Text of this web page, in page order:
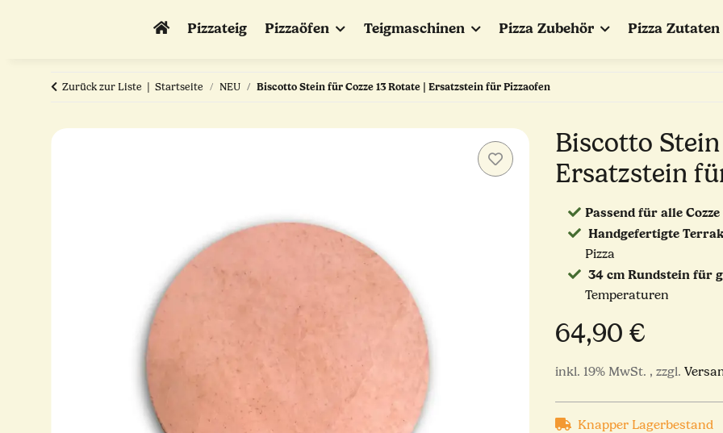
Pizzateig Pizzaöfen Teigmaschinen Pizza Zubehör Pizza Zutaten
Zurück zur Liste Startseite NEU Biscotto Stein für Cozze 13 Rotate | Ersatzstein für Pizzaofen
Biscotto Stein
Ersatzstein
​​​​​​Passend für alle Cozze
Handgefertigte
Pizza
34 cm Rundstein für
Temperaturen
64,90 €
inkl. 19% MwSt. , zzgl.
Knapper Lagerbestand